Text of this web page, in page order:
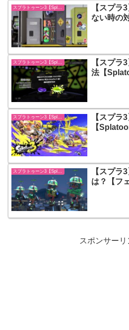
スプラトゥーン3【Splatoon3】
【スプラ
ない時の
【スプラ
法【
【スプラ
【
スプラトゥーン3【Splatoon3】
【スプラ
は？【フ
スポンサーリ